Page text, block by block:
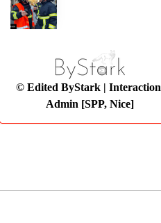
© Edited ByStark | Interaction
Admin [SPP, Nice]